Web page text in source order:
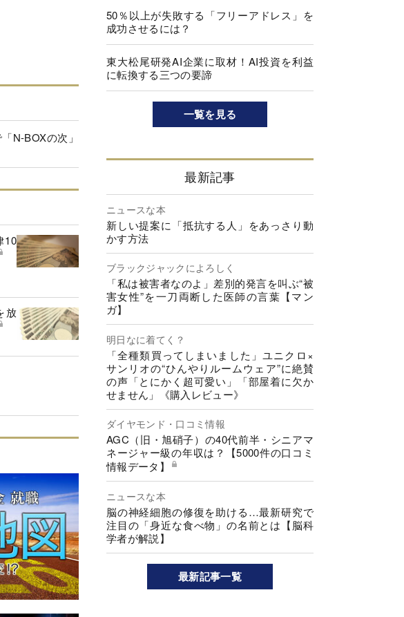
N-BOXの次」
10
放
50％以上が失敗する「フリーアドレス」を
成功させるには？
東大松尾研発AI企業に取材！AI投資を利益
に転換する三つの要諦
一覧を見る
最新記事
ニュースな本
新しい提案に「抵抗する人」をあっさり動
かす方法
ブラックジャックによろしく
「私は被害者なのよ」差別的発言を叫ぶ“被
害女性”を一刀両断した医師の言葉【マン
ガ】
明日なに着てく？
「全種類買ってしまいました」ユニクロ×
サンリオの“ひんやりルームウェア”に絶賛
の声「とにかく超可愛い」「部屋着に欠か
せません」《購入レビュー》
ダイヤモンド・口コミ情報
AGC（旧・旭硝子）の40代前半・シニアマ
ネージャー級の年収は？【5000件の口コミ
情報データ】
ニュースな本
脳の神経細胞の修復を助ける…最新研究で
注目の「身近な食べ物」の名前とは【脳科
学者が解説】
最新記事一覧